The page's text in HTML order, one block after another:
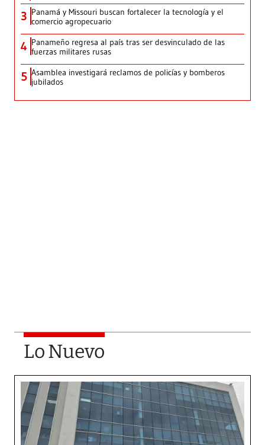
3 Panamá y Missouri buscan fortalecer la tecnología y el
comercio agropecuario
4 Panameño regresa al país tras ser desvinculado de las
fuerzas militares rusas
5 Asamblea investigará reclamos de policías y bomberos
jubilados
Lo Nuevo